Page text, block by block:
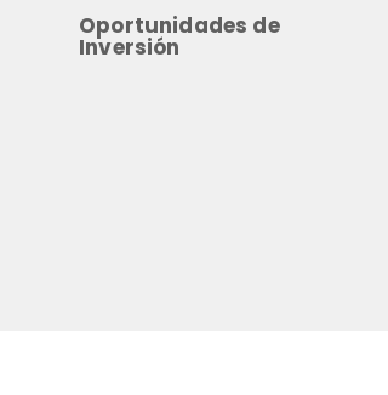
Oportunidades de
Inversión